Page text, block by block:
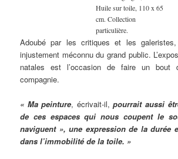
Huile sur toile, 110 x 65
cm. Collection
particulière.
Adoubé par les critiques et les
injustement méconnu du grand public.
natales est l’occasion de faire un bout
compagnie.
« Ma peinture, écrivait-il,pourrait aussi
de ces espaces qui nous coupent le
naviguent »​, une expression de la durée
dans l’immobilité de la toile. »